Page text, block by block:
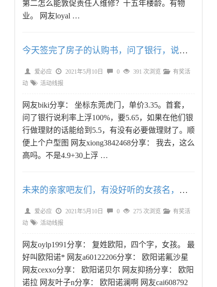
第二怎么能敦促责任人维修？十五年楼龄。有物
业。 网友loyal …
今天签完了房子的认购书，问了银行，说首套利率要5.65，这算不算高了
爱必应 2021年5月10日 0 391 次浏览
有奖活
动
活动线报
网友biki分享： 坐标东莞虎门，单价3.35。首套，
问了银行说利率上浮100%，要5.65，如果在他们银
行做理财的话能给到5.5，有没有必要做理财了。顺
便上个户型图 网友xiong3842468分享： 我去，这么
高吗。不是4.9+30上浮 …
未来的亲家吧友们，有没好听的女孩名，有果
爱必应 2021年5月10日 0 275 次浏览
有奖活
动
活动线报
网友oylp1991分享： 复姓欧阳，四个字，女孩。 最
好叫欧阳诺* 网友a60122206分享： 欧阳诺氟沙星
网友cexxo分享： 欧阳诺贝尔 网友抑扬分享： 欧阳
诺拉 网友叶子n分享： 欧阳诺澜啊 网友cai608792